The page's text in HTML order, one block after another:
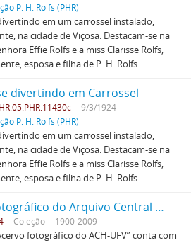
P. H. Rolfs (PHR)
em um carrossel instalado,
na cidade de Viçosa. Destacam-se na
Effie Rolfs e a miss Clarisse Rolfs,
esposa e filha de P. H. Rolfs.
divertindo em Carrossel
9/3/1924
P. H. Rolfs (PHR)
em um carrossel instalado,
na cidade de Viçosa. Destacam-se na
Effie Rolfs e a miss Clarisse Rolfs,
esposa e filha de P. H. Rolfs.
Acervo Fotográfico do Arquivo Central Histórico da UFV
Coleção 1900-2009
fotográfico do ACH-UFV” conta com